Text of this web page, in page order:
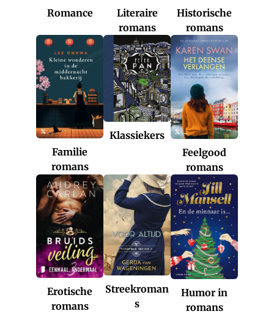
Romance
Literaire
romans
Historische
romans
Familie
romans
Klassiekers
Feelgood
romans
Erotische
romans
Streekroman
s
Humor in
romans